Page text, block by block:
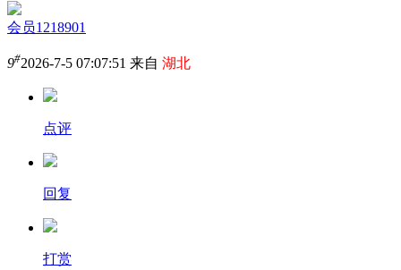
会员1218901
9#2026-7-5 07:07:51 来自 湖北
点评
回复
打赏